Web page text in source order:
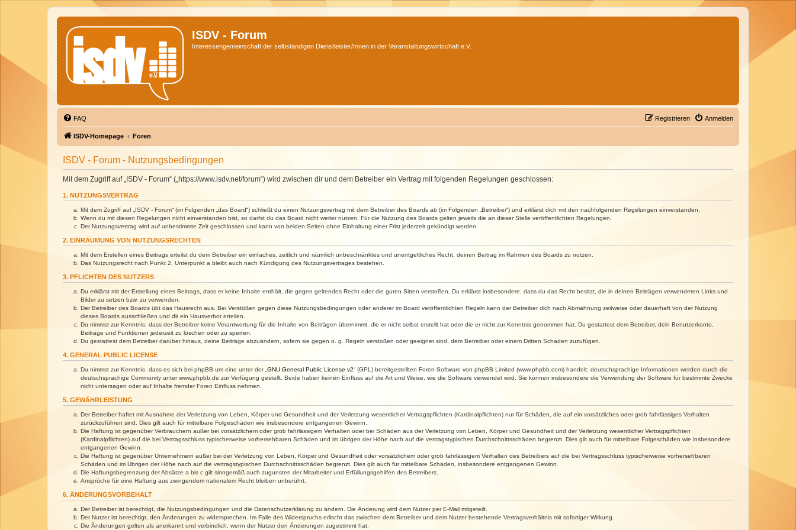
ISDV - Forum
Interessengemeinschaft der selbständigen Dienstleister/Innen in der Veranstaltungswirtschaft e.V.
FAQ Anmelden
Registrieren
ISDV-Homepage Foren
ISDV - Forum - Nutzungsbedingungen
Mit dem Zugriff auf „ISDV - Forum“ („https://www.isdv.net/forum“) wird zwischen dir und dem Betreiber ein Vertrag mit folgenden Regelungen geschlossen:
1. NUTZUNGSVERTRAG
Mit dem Zugriff auf „ISDV - Forum“ (im Folgenden „das Board“) schließt du einen Nutzungsvertrag mit dem Betreiber des Boards ab (im Folgenden „Betreiber“) und erklärst dich mit den nachfolgenden Regelungen einverstanden.
Wenn du mit diesen Regelungen nicht einverstanden bist, so darfst du das Board nicht weiter nutzen. Für die Nutzung des Boards gelten jeweils die an dieser Stelle veröffentlichten Regelungen.
Der Nutzungsvertrag wird auf unbestimmte Zeit geschlossen und kann von beiden Seiten ohne Einhaltung einer Frist jederzeit gekündigt werden.
2. EINRÄUMUNG VON NUTZUNGSRECHTEN
Mit dem Erstellen eines Beitrags erteilst du dem Betreiber ein einfaches, zeitlich und räumlich unbeschränktes und unentgeltliches Recht, deinen Beitrag im Rahmen des Boards zu nutzen.
Das Nutzungsrecht nach Punkt 2, Unterpunkt a bleibt auch nach Kündigung des Nutzungsvertrages bestehen.
3. PFLICHTEN DES NUTZERS
Du erklärst mit der Erstellung eines Beitrags, dass er keine Inhalte enthält, die gegen geltendes Recht oder die guten Sitten verstoßen. Du erklärst insbesondere, dass du das Recht besitzt, die in deinen Beiträgen verwendeten Links und
Bilder zu setzen bzw. zu verwenden.
Der Betreiber des Boards übt das Hausrecht aus. Bei Verstößen gegen diese Nutzungsbedingungen oder anderer im Board veröffentlichten Regeln kann der Betreiber dich nach Abmahnung zeitweise oder dauerhaft von der Nutzung
dieses Boards ausschließen und dir ein Hausverbot erteilen.
Du nimmst zur Kenntnis, dass der Betreiber keine Verantwortung für die Inhalte von Beiträgen übernimmt, die er nicht selbst erstellt hat oder die er nicht zur Kenntnis genommen hat. Du gestattest dem Betreiber, dein Benutzerkonto,
Beiträge und Funktionen jederzeit zu löschen oder zu sperren.
Du gestattest dem Betreiber darüber hinaus, deine Beiträge abzuändern, sofern sie gegen o. g. Regeln verstoßen oder geeignet sind, dem Betreiber oder einem Dritten Schaden zuzufügen.
4. GENERAL PUBLIC LICENSE
Du nimmst zur Kenntnis, dass es sich bei phpBB um eine unter der „ GNU General Public License v2“ (GPL) bereitgestellten Foren-Software von phpBB Limited (www.phpbb.com) handelt; deutschsprachige Informationen werden durch die
deutschsprachige Community unter www.phpbb.de zur Verfügung gestellt. Beide haben keinen Einfluss auf die Art und Weise, wie die Software verwendet wird. Sie können insbesondere die Verwendung der Software für bestimmte Zwecke
nicht untersagen oder auf Inhalte fremder Foren Einfluss nehmen.
5. GEWÄHRLEISTUNG
Der Betreiber haftet mit Ausnahme der Verletzung von Leben, Körper und Gesundheit und der Verletzung wesentlicher Vertragspflichten (Kardinalpflichten) nur für Schäden, die auf ein vorsätzliches oder grob fahrlässiges Verhalten
zurückzuführen sind. Dies gilt auch für mittelbare Folgeschäden wie insbesondere entgangenen Gewinn.
Die Haftung ist gegenüber Verbrauchern außer bei vorsätzlichem oder grob fahrlässigem Verhalten oder bei Schäden aus der Verletzung von Leben, Körper und Gesundheit und der Verletzung wesentlicher Vertragspflichten
(Kardinalpflichten) auf die bei Vertragsschluss typischerweise vorhersehbaren Schäden und im übrigen der Höhe nach auf die vertragstypischen Durchschnittsschäden begrenzt. Dies gilt auch für mittelbare Folgeschäden wie insbesondere
entgangenen Gewinn.
Die Haftung ist gegenüber Unternehmern außer bei der Verletzung von Leben, Körper und Gesundheit oder vorsätzlichem oder grob fahrlässigem Verhalten des Betreibers auf die bei Vertragsschluss typischerweise vorhersehbaren
Schäden und im Übrigen der Höhe nach auf die vertragstypischen Durchschnittsschäden begrenzt. Dies gilt auch für mittelbare Schäden, insbesondere entgangenen Gewinn.
Die Haftungsbegrenzung der Absätze a bis c gilt sinngemäß auch zugunsten der Mitarbeiter und Erfüllungsgehilfen des Betreibers.
Ansprüche für eine Haftung aus zwingendem nationalem Recht bleiben unberührt.
6. ÄNDERUNGSVORBEHALT
Der Betreiber ist berechtigt, die Nutzungsbedingungen und die Datenschutzerklärung zu ändern. Die Änderung wird dem Nutzer per E-Mail mitgeteilt.
Der Nutzer ist berechtigt, den Änderungen zu widersprechen. Im Falle des Widerspruchs erlischt das zwischen dem Betreiber und dem Nutzer bestehende Vertragsverhältnis mit sofortiger Wirkung.
Die Änderungen gelten als anerkannt und verbindlich, wenn der Nutzer den Änderungen zugestimmt hat.